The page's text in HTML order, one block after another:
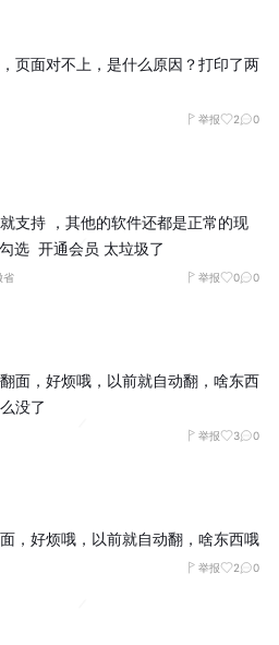
页面对不上，是什么原因？打印了两
举报 2 0
支持 ，其他的软件还都是正常的现
选  开通会员 太垃圾了
省 举报 0 0
面，好烦哦，以前就自动翻，啥东西
没了
举报 3 0
，好烦哦，以前就自动翻，啥东西哦
举报 2 0